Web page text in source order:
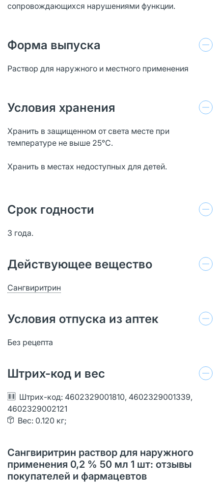
сопровождающихся нарушениями функции.
Форма выпуска
Раствор для наружного и местного применения
Условия хранения
Хранить в защищенном от света месте при
температуре не выше 25°С.
Хранить в местах недоступных для детей.
Срок годности
3 года.
Действующее вещество
Сангвиритрин
Условия отпуска из аптек
Без рецепта
Штрих-код и вес
Штрих-код: 4602329001810, 4602329001339,
4602329002121
Вес: 0.120 кг;
Сангвиритрин раствор для наружного
применения 0,2 % 50 мл 1 шт: отзывы
покупателей и фармацевтов